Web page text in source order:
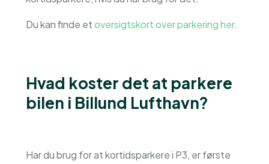
Du kan finde etoversigtskort over parkering her.
Hvad koster det at parkere
bilen i Billund Lufthavn?
Har du brug for at kortidsparkere i P3, er første